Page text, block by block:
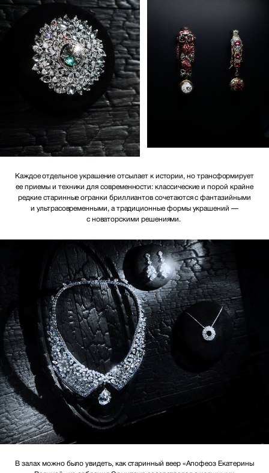
Каждое отдельное украшение отсылает к истории, но трансформирует
ее приемы и техники для современности: классические и порой крайне
редкие старинные огранки бриллиантов сочетаются с фантазийными
и ультрасовременными, а традиционные формы украшений —
с новаторскими решениями.
В залах можно было увидеть, как старинный веер «Апофеоз Екатерины